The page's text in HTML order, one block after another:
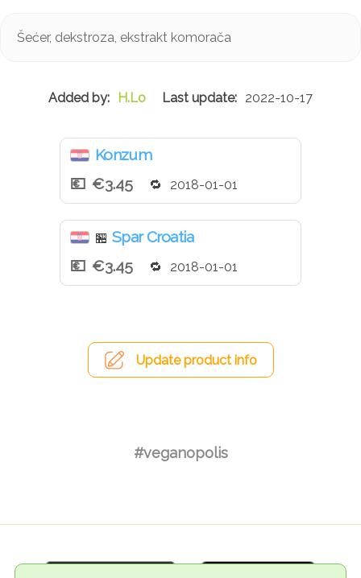
Šećer, dekstroza, ekstrakt komorača
H.Lo 2022-10-17
Konzum
€3.45
2018-01-01
🏪 Spar Croatia
€3.45
2018-01-01
Update product info
#veganopolis